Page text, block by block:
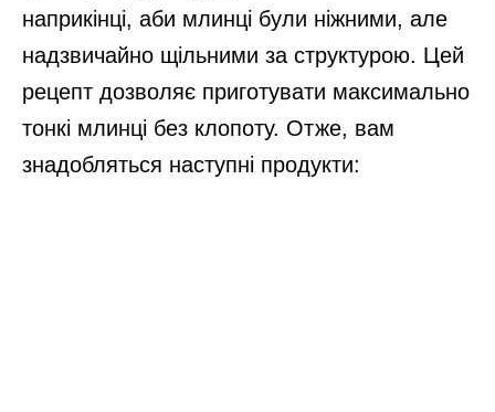
наприкінці, аби млинці були ніжними, але
надзвичайно щільними за структурою. Цей
рецепт дозволяє приготувати максимально
тонкі млинці без клопоту. Отже, вам
знадобляться наступні продукти: